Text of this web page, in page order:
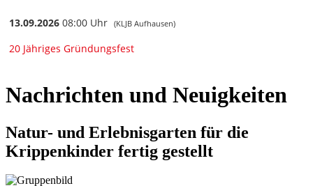
Nachrichten und Neuigkeiten
Natur- und Erlebnisgarten für die
Krippenkinder fertig gestellt